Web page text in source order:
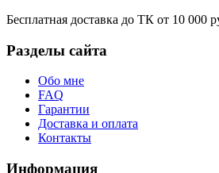
Бесплатная доставка до ТК от 10 000
Разделы сайта
Обо мне
FAQ
Гарантии
Доставка и оплата
Контакты
Информация